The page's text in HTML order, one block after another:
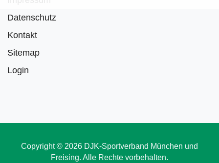
Datenschutz
Kontakt
Sitemap
Login
Copyright © 2026 DJK-Sportverband München und
Freising. Alle Rechte vorbehalten.